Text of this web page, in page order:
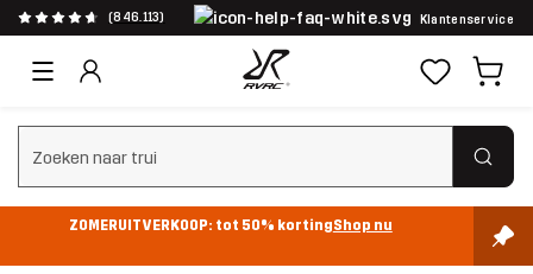
(846.113) Klantenservice
Zoeken wissen
ZOMERUITVERKOOP: tot 50% kortingShop nu